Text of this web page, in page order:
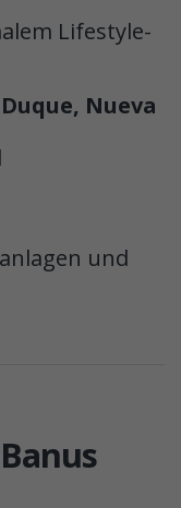
Lifestyle-
Nueva
und